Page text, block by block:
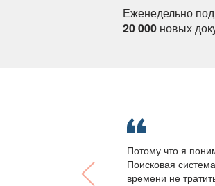
Еженедельно
20 000 новых
Потому что я
Поисковая
ремени не